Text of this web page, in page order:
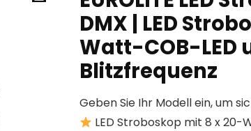
DMX | LED
Watt-COB-LED
Blitzfrequenz
Geben Sie Ihr Modell ein, um
LED Stroboskop mit 8 x